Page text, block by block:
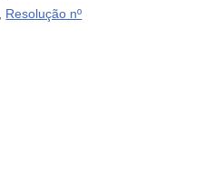
Resolução nº